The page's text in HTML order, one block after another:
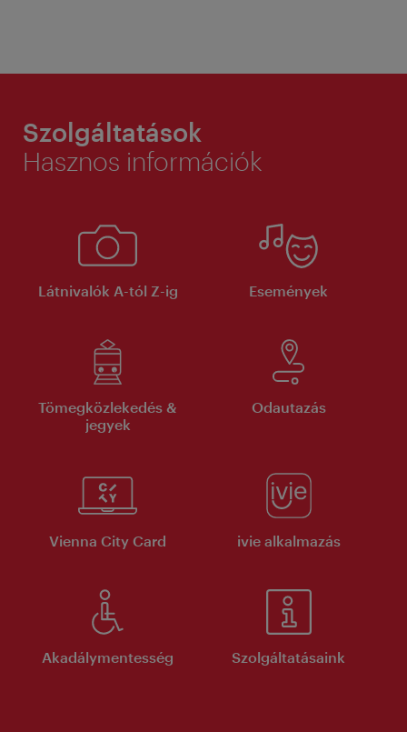
Szolgáltatások
Hasznos információk
Látnivalók A-tól Z-ig Események
Tömegközlekedés &
jegyek
Odautazás
Vienna City Card ivie alkalmazás
Akadálymentesség Szolgáltatásaink